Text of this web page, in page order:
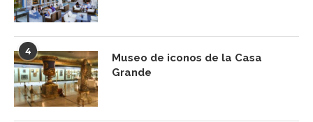
4
Museo de iconos de la Casa
Grande